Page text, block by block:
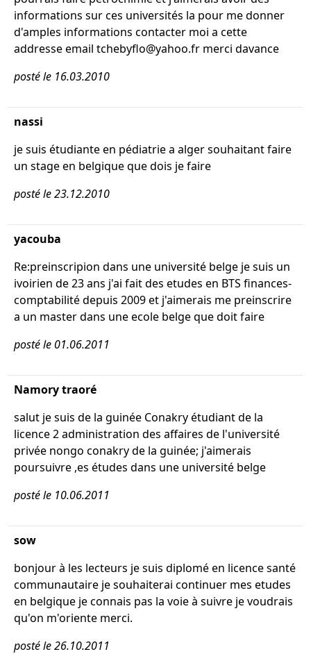
informations sur ces universités la pour me donner
d'amples informations contacter moi a cette
addresse email tchebyflo@yahoo.fr merci davance
posté le 16.03.2010
nassi
je suis étudiante en pédiatrie a alger souhaitant faire
un stage en belgique que dois je faire
posté le 23.12.2010
yacouba
Re:preinscripion dans une université belge je suis un
ivoirien de 23 ans j'ai fait des etudes en BTS finances-
comptabilité depuis 2009 et j'aimerais me preinscrire
a un master dans une ecole belge que doit faire
posté le 01.06.2011
Namory traoré
salut je suis de la guinée Conakry étudiant de la
licence 2 administration des affaires de l'université
privée nongo conakry de la guinée; j'aimerais
poursuivre ,es études dans une université belge
posté le 10.06.2011
sow
bonjour à les lecteurs je suis diplomé en licence santé
communautaire je souhaiterai continuer mes etudes
en belgique je connais pas la voie à suivre je voudrais
qu'on m'oriente merci.
posté le 26.10.2011